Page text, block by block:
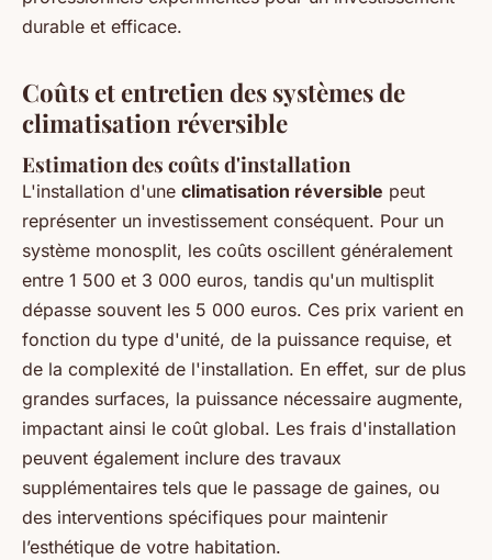
durable et efficace.
Coûts et entretien des systèmes de
climatisation réversible
Estimation des coûts d'installation
L'installation d'une climatisation réversible peut
représenter un investissement conséquent. Pour un
système monosplit, les coûts oscillent généralement
entre 1 500 et 3 000 euros, tandis qu'un multisplit
dépasse souvent les 5 000 euros. Ces prix varient en
fonction du type d'unité, de la puissance requise, et
de la complexité de l'installation. En effet, sur de plus
grandes surfaces, la puissance nécessaire augmente,
impactant ainsi le coût global. Les frais d'installation
peuvent également inclure des travaux
supplémentaires tels que le passage de gaines, ou
des interventions spécifiques pour maintenir
l’esthétique de votre habitation.